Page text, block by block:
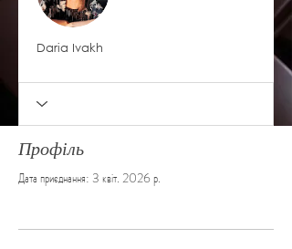
Daria Ivakh
Профіль
Дата приєднання: 3 квіт. 2026 р.